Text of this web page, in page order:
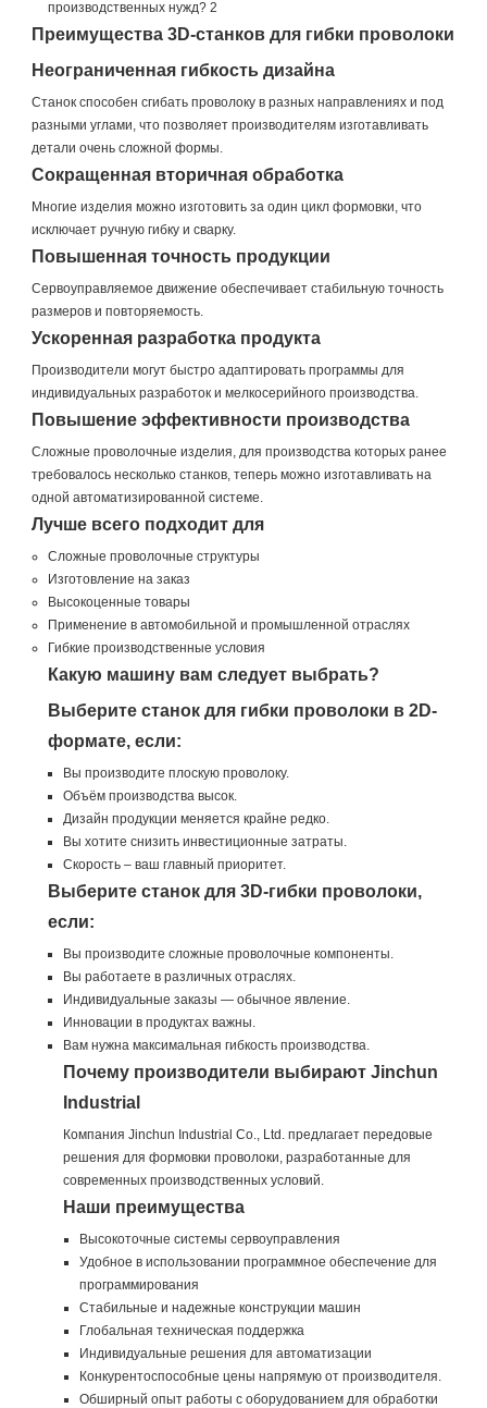
Преимущества 3D-станков для гибки проволоки
Неограниченная гибкость дизайна
Станок способен сгибать проволоку в разных направлениях и под
разными углами, что позволяет производителям изготавливать
детали очень сложной формы.
Сокращенная вторичная обработка
Многие изделия можно изготовить за один цикл формовки, что
исключает ручную гибку и сварку.
Повышенная точность продукции
Сервоуправляемое движение обеспечивает стабильную точность
размеров и повторяемость.
Ускоренная разработка продукта
Производители могут быстро адаптировать программы для
индивидуальных разработок и мелкосерийного производства.
Повышение эффективности производства
Сложные проволочные изделия, для производства которых ранее
требовалось несколько станков, теперь можно изготавливать на
одной автоматизированной системе.
Лучше всего подходит для
Сложные проволочные структуры
Изготовление на заказ
Высокоценные товары
Применение в автомобильной и промышленной отраслях
Гибкие производственные условия
Какую машину вам следует выбрать?
Выберите станок для гибки проволоки в 2D-
формате, если:
Вы производите плоскую проволоку.
Объём производства высок.
Дизайн продукции меняется крайне редко.
Вы хотите снизить инвестиционные затраты.
Скорость – ваш главный приоритет.
Выберите станок для 3D-гибки проволоки,
если:
Вы производите сложные проволочные компоненты.
Вы работаете в различных отраслях.
Индивидуальные заказы — обычное явление.
Инновации в продуктах важны.
Вам нужна максимальная гибкость производства.
Почему производители выбирают Jinchun
Industrial
Компания Jinchun Industrial Co., Ltd. предлагает передовые
решения для формовки проволоки, разработанные для
современных производственных условий.
Наши преимущества
Высокоточные системы сервоуправления
Удобное в использовании программное обеспечение для
программирования
Стабильные и надежные конструкции машин
Глобальная техническая поддержка
Индивидуальные решения для автоматизации
Конкурентоспособные цены напрямую от производителя.
Обширный опыт работы с оборудованием для обработки